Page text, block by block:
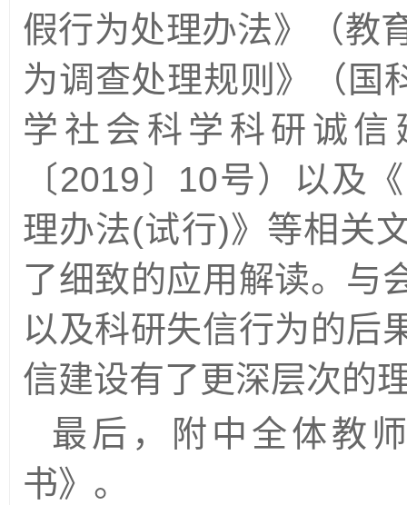
假行为处理办法》（教
为调查处理规则》（国
学社会科学科研诚
〔2019〕10号）以及
理办法(试行)》等相关
了细致的应用解读。与
以及科研失信行为的后
信建设有了更深层次的
最 后，附中全体教
书》。